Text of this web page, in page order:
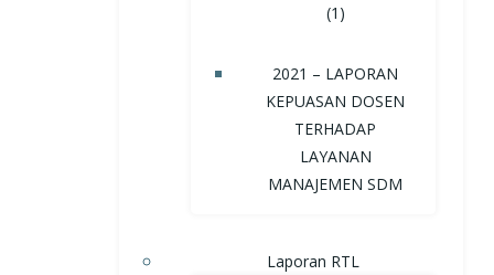
(1)
2021 – LAPORAN
KEPUASAN DOSEN
TERHADAP
LAYANAN
MANAJEMEN SDM
Laporan RTL